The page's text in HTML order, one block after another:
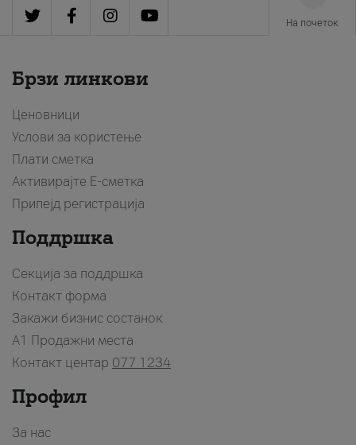
На почеток
Брзи линкови
Ценовници
Услови за користење
Плати сметка
Активирајте Е-сметка
Припејд регистрација
Поддршка
Секција за поддршка
Контакт форма
Закажи бизнис состанок
A1 Продажни места
Контакт центар 077 1234
Профил
За нас